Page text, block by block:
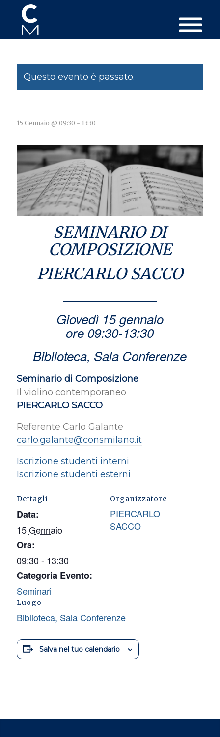
Questo evento è passato.
15 Gennaio @ 09:30 - 13:30
SEMINARIO DI
COMPOSIZIONE
PIERCARLO SACCO
Giovedì 15 gennaio
ore 09:30-13:30
Biblioteca, Sala Conferenze
Seminario di Composizione
Il violino contemporaneo
PIERCARLO SACCO
Referente Carlo Galante
carlo.galante@consmilano.it
Iscrizione studenti interni
Iscrizione studenti esterni
Dettagli
Data:
15 Gennaio
Ora:
09:30 - 13:30
Categoria Evento:
Seminari
Luogo
Biblioteca, Sala Conferenze
Organizzatore
PIERCARLO
SACCO
Salva nel tuo calendario